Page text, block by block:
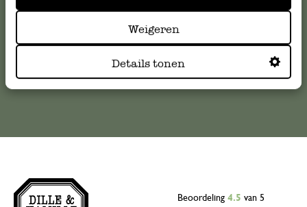
Weigeren
Details tonen
klantenservice@dille-kamille.com
Online Klantenservice
Beoordeling 4.5 van 5